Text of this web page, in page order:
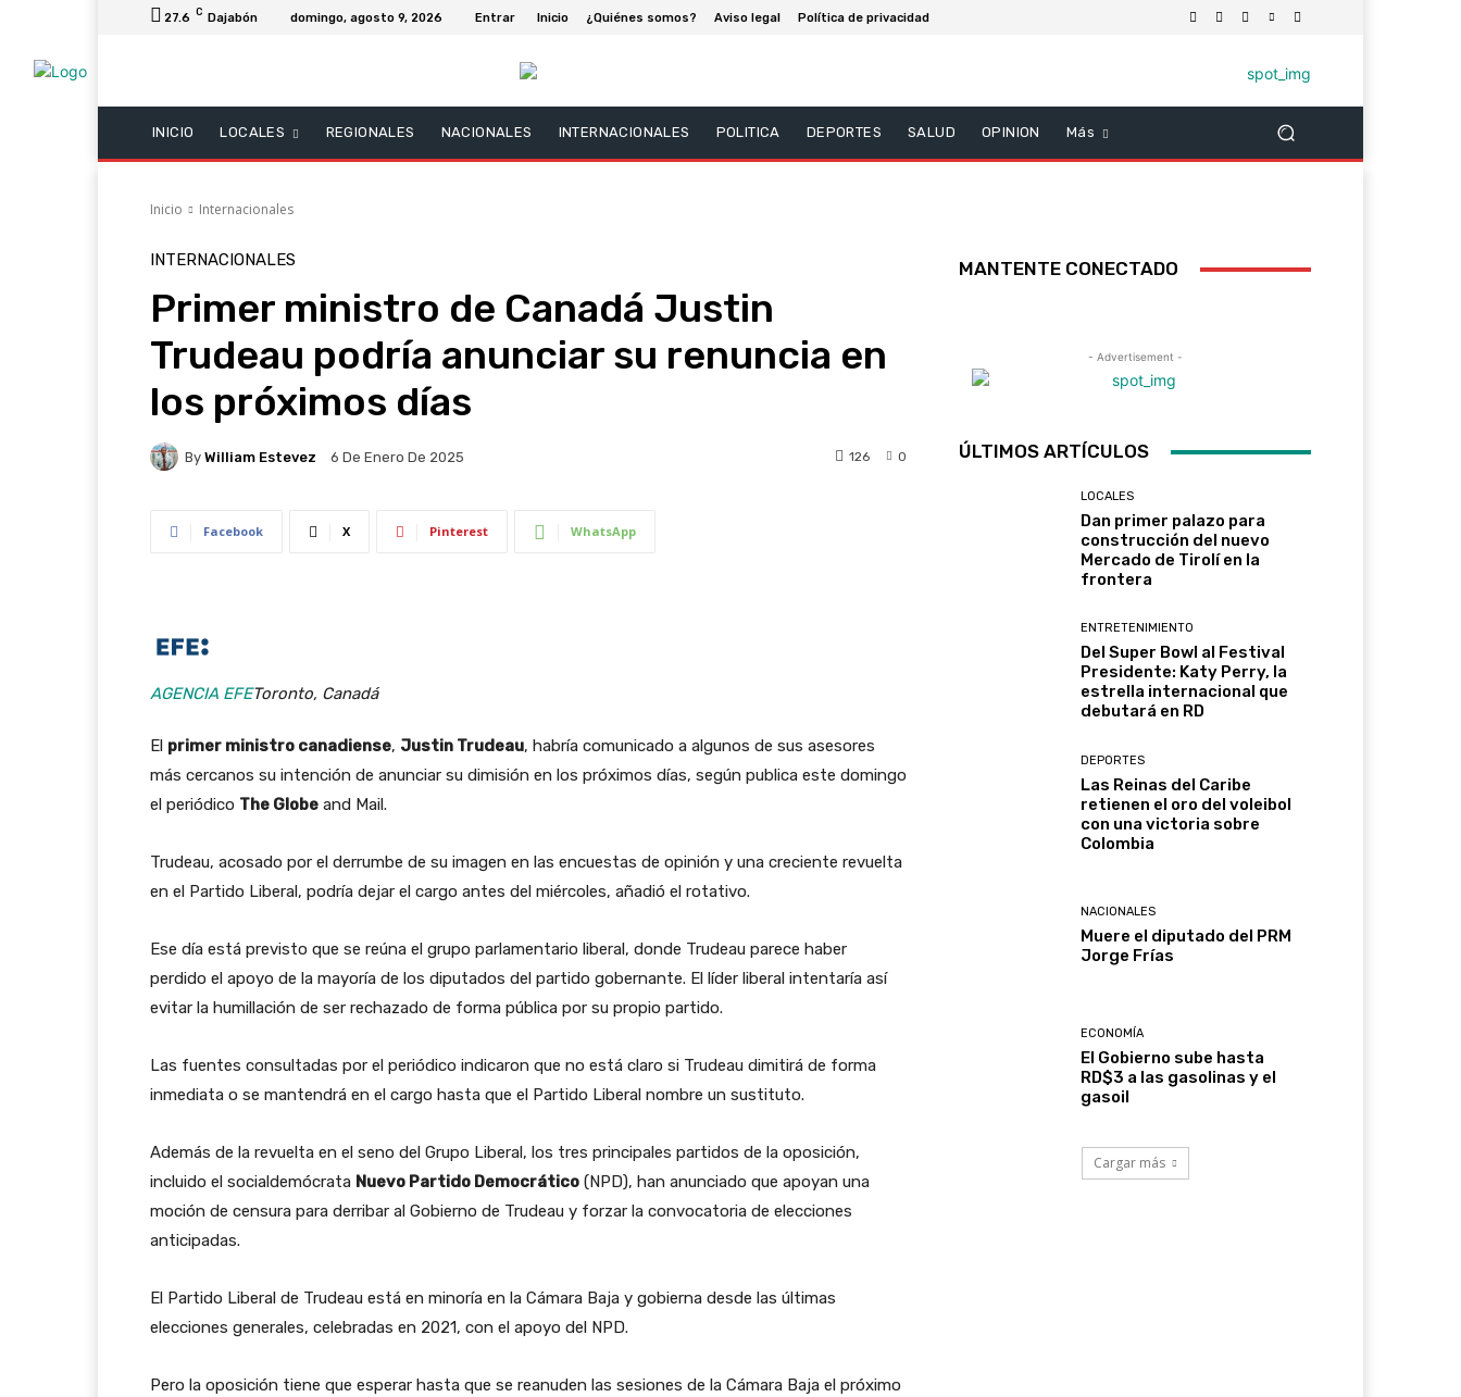
27.6 C Dajabón domingo, agosto 9, 2026 Entrar Inicio ¿Quiénes somos? Aviso legal Política de privacidad
INICIO LOCALES REGIONALES NACIONALES INTERNACIONALES POLITICA DEPORTES SALUD OPINION Más
Inicio Internacionales
INTERNACIONALES
Primer ministro de Canadá Justin
Trudeau podría anunciar su renuncia en
los próximos días
By William Estevez 6 De Enero De 2025 0
126
Facebook X Pinterest WhatsApp
AGENCIA EFEToronto, Canadá
El primer ministro canadiense, Justin Trudeau, habría comunicado a algunos de sus asesores
más cercanos su intención de anunciar su dimisión en los próximos días, según publica este domingo
el periódico The Globe and Mail.
Trudeau, acosado por el derrumbe de su imagen en las encuestas de opinión y una creciente revuelta
en el Partido Liberal, podría dejar el cargo antes del miércoles, añadió el rotativo.
Ese día está previsto que se reúna el grupo parlamentario liberal, donde Trudeau parece haber
perdido el apoyo de la mayoría de los diputados del partido gobernante. El líder liberal intentaría así
evitar la humillación de ser rechazado de forma pública por su propio partido.
Las fuentes consultadas por el periódico indicaron que no está claro si Trudeau dimitirá de forma
inmediata o se mantendrá en el cargo hasta que el Partido Liberal nombre un sustituto.
Además de la revuelta en el seno del Grupo Liberal, los tres principales partidos de la oposición,
incluido el socialdemócrata Nuevo Partido Democrático (NPD), han anunciado que apoyan una
moción de censura para derribar al Gobierno de Trudeau y forzar la convocatoria de elecciones
anticipadas.
El Partido Liberal de Trudeau está en minoría en la Cámara Baja y gobierna desde las últimas
elecciones generales, celebradas en 2021, con el apoyo del NPD.
Pero la oposición tiene que esperar hasta que se reanuden las sesiones de la Cámara Baja el próximo
MANTENTE CONECTADO
- Advertisement -
ÚLTIMOS ARTÍCULOS
LOCALES
Dan primer palazo para
construcción del nuevo
Mercado de Tirolí en la
frontera
ENTRETENIMIENTO
Del Super Bowl al Festival
Presidente: Katy Perry, la
estrella internacional que
debutará en RD
DEPORTES
Las Reinas del Caribe
retienen el oro del voleibol
con una victoria sobre
Colombia
NACIONALES
Muere el diputado del PRM
Jorge Frías
ECONOMÍA
El Gobierno sube hasta
RD$3 a las gasolinas y el
gasoil
Cargar más